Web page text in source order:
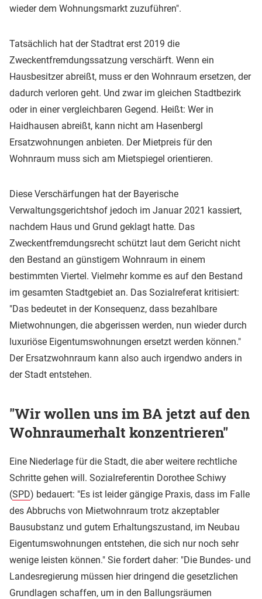
wieder dem Wohnungsmarkt zuzuführen".
Tatsächlich hat der Stadtrat erst 2019 die
Zweckentfremdungssatzung verschärft. Wenn ein
Hausbesitzer abreißt, muss er den Wohnraum ersetzen, der
dadurch verloren geht. Und zwar im gleichen Stadtbezirk
oder in einer vergleichbaren Gegend. Heißt: Wer in
Haidhausen abreißt, kann nicht am Hasenbergl
Ersatzwohnungen anbieten. Der Mietpreis für den
Wohnraum muss sich am Mietspiegel orientieren.
Diese Verschärfungen hat der Bayerische
Verwaltungsgerichtshof jedoch im Januar 2021 kassiert,
nachdem Haus und Grund geklagt hatte. Das
Zweckentfremdungsrecht schützt laut dem Gericht nicht
den Bestand an günstigem Wohnraum in einem
bestimmten Viertel. Vielmehr komme es auf den Bestand
im gesamten Stadtgebiet an. Das Sozialreferat kritisiert:
"Das bedeutet in der Konsequenz, dass bezahlbare
Mietwohnungen, die abgerissen werden, nun wieder durch
luxuriöse Eigentumswohnungen ersetzt werden können."
Der Ersatzwohnraum kann also auch irgendwo anders in
der Stadt entstehen.
"Wir wollen uns im BA jetzt auf den
Wohnraumerhalt konzentrieren"
Eine Niederlage für die Stadt, die aber weitere rechtliche
Schritte gehen will. Sozialreferentin Dorothee Schiwy
(SPD) bedauert: "Es ist leider gängige Praxis, dass im Falle
des Abbruchs von Mietwohnraum trotz akzeptabler
Bausubstanz und gutem Erhaltungszustand, im Neubau
Eigentumswohnungen entstehen, die sich nur noch sehr
wenige leisten können." Sie fordert daher: "Die Bundes- und
Landesregierung müssen hier dringend die gesetzlichen
Grundlagen schaffen, um in den Ballungsräumen